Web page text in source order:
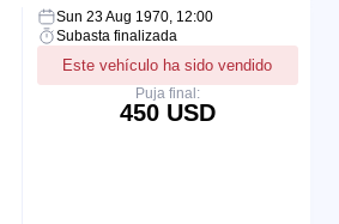
Sun 23 Aug 1970, 12:00
Subasta finalizada
Este vehículo ha sido vendido
Puja final:
450 USD